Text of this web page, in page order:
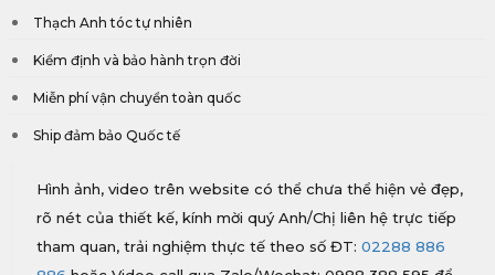
Thạch Anh tóc tự nhiên
Kiểm định và bảo hành trọn đời
Miễn phí vận chuyển toàn quốc
Ship đảm bảo Quốc tế
Hình ảnh, video trên website có thể chưa thể hiện vẻ đẹp,
rõ nét của thiết kế, kính mời quý Anh/Chị liên hệ trực tiếp
tham quan, trải nghiệm thực tế theo số ĐT: 02288 886